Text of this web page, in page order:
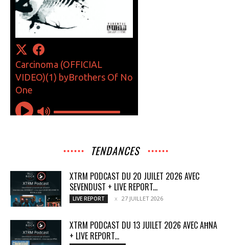
TENDANCES
XTRM PODCAST DU 20 JUILET 2026 AVEC
SEVENDUST + LIVE REPORT...
LIVE REPORT 27 JUILLET 2026
XTRM PODCAST DU 13 JUILET 2026 AVEC AĦNA
+ LIVE REPORT...